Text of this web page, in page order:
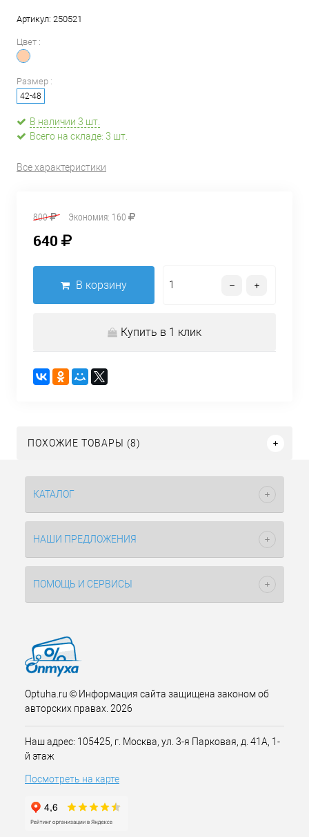
Артикул: 250521
Цвет :
Размер :
42-48
В наличии 3 шт.
Всего на складе: 3 шт.
Все характеристики
800 Экономия: 160
640
В корзину
Купить в 1 клик
ПОХОЖИЕ ТОВАРЫ (8)
КАТАЛОГ
НАШИ ПРЕДЛОЖЕНИЯ
ПОМОЩЬ И СЕРВИСЫ
Optuha.ru © Информация сайта защищена законом об
авторских правах. 2026
Наш адрес: 105425, г. Москва, ул. 3-я Парковая, д. 41А, 1-
й этаж
Посмотреть на карте